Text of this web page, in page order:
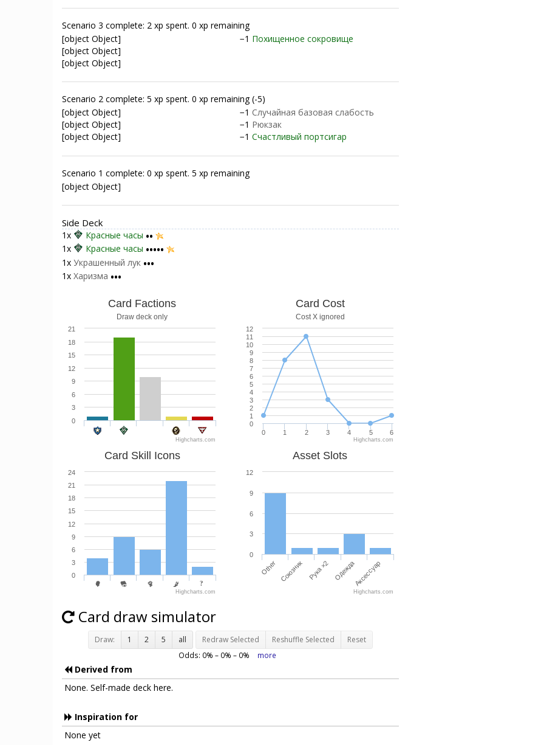
Scenario 3 complete: 2 xp spent. 0 xp remaining
[object Object]
[object Object]
[object Object]
−1 Похищенное сокровище
Scenario 2 complete: 5 xp spent. 0 xp remaining (-5)
[object Object]
[object Object]
[object Object]
−1 Случайная базовая слабость
−1 Рюкзак
−1 Счастливый портсигар
Scenario 1 complete: 0 xp spent. 5 xp remaining
[object Object]
Side Deck
1x Красные часы ••
1x Красные часы •••••
1x Украшенный лук •••
1x Харизма •••
Card Factions
Draw deck only
0
3
6
9
12
15
18
21
Highcharts.com
Card Cost
Cost X ignored
0 1 2 3 4 5 6
0
1
2
3
4
5
6
7
8
9
10
11
12
Highcharts.com
Card Skill Icons
0
3
6
9
12
15
18
21
24
Highcharts.com
Asset Slots
0
3
6
9
12
Highcharts.com
Other Союзник Рука ×2 ОдеждаАксессуар
Card draw simulator
Draw: 1 2 5 all Redraw Selected Reshuffle Selected Reset
Odds: 0% – 0% – 0% more
Derived from
None. Self-made deck here.
Inspiration for
None yet